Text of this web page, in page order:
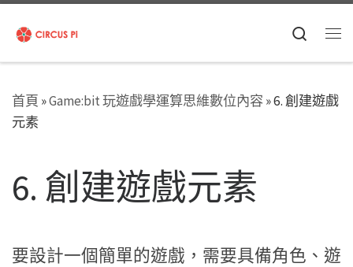
Skip to content
Search
首頁 »Game:bit 玩遊戲學運算思維數位內容»6. 創建遊戲
元素
6. 創建遊戲元素
要設計一個簡單的遊戲，需要具備角色、遊